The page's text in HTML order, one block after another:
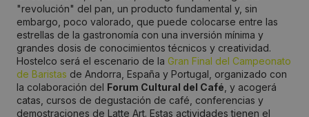
"revolución" del pan, un producto fundamental y, sin
embargo, poco valorado, que puede colocarse entre las
estrellas de la gastronomía con una inversión mínima y
grandes dosis de conocimientos técnicos y creatividad.
Hostelco será el escenario de la Gran Final del Campeonato
de Baristas de Andorra, España y Portugal, organizado con
la colaboración del Forum Cultural del Café , y acogerá
catas, cursos de degustación de café, conferencias y
demostraciones de Latte Art. Estas actividades tienen el